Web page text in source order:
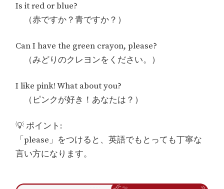
Is it red or blue?
（赤ですか？青ですか？）
Can I have the green crayon, please?
（みどりのクレヨンをください。）
I like pink! What about you?
（ピンクが好き！あなたは？）
💡 ポイント:
「please」をつけると、英語でもとっても丁寧な
言い方になります。